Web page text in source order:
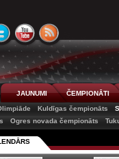
JAUNUMI
ČEMPIONĀTI
Kuldīgas čempionāts
Ogres novada čempionāts